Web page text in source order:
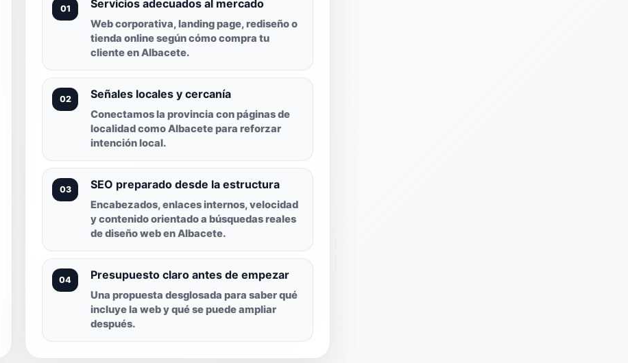
01 Servicios adecuados al mercado
Web corporativa, landing page, rediseño o
tienda online según cómo compra tu
cliente en Albacete.
02 Señales locales y cercanía
Conectamos la provincia con páginas de
localidad como Albacete para reforzar
intención local.
03 SEO preparado desde la estructura
Encabezados, enlaces internos, velocidad
y contenido orientado a búsquedas reales
de diseño web en Albacete.
04 Presupuesto claro antes de empezar
Una propuesta desglosada para saber qué
incluye la web y qué se puede ampliar
después.